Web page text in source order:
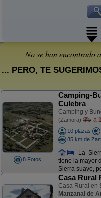
No se han encontrado
... PERO, TE
8 Fotos
Camping-
Culebra
Camping y
(Zamora) a
10 plazas
85 km de
La
tiene la mayor
Sierra suave,
Casa Rural
Casa Rural en
Manzanal de